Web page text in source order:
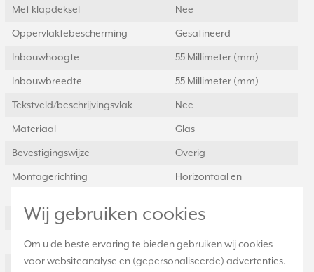
Wij gebruiken cookies
Om u de beste ervaring te bieden gebruiken wij cookies
voor websiteanalyse en (gepersonaliseerde) advertenties.
Met klapdeksel Nee
Oppervlaktebescherming Gesatineerd
Inbouwhoogte 55 Millimeter (mm)
Inbouwbreedte 55 Millimeter (mm)
Tekstveld/beschrijvingsvlak Nee
Materiaal Glas
Bevestigingswijze Overig
Montagerichting
Horizontaal en
RAL-nummer (vergelijkbaar) 9005
Slagvastheid IK00
Beschermingsgraad (IP) IP2X